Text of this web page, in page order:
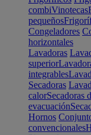
combiVinotecas
pequeños
Congeladores
horizontales
Lavadoras
superior
integrables
Secadoras
calorSecadoras
evacuación
Hornos
convencionales